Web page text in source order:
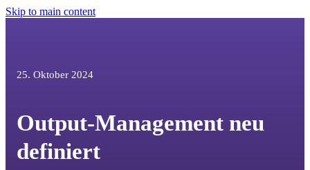
Skip to main content
25. Oktober 2024
Output-Management neu
definiert